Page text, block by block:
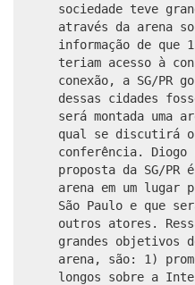
sociedade teve
através da arena
informação de que
teriam acesso à
conexão, a SG/PR
dessas cidades
será montada uma
qual se discutirá
conferência.
proposta da SG/
arena em um lugar
São Paulo e que
outros atores.
grandes objetivos
arena, são: 1)
longos sobre a